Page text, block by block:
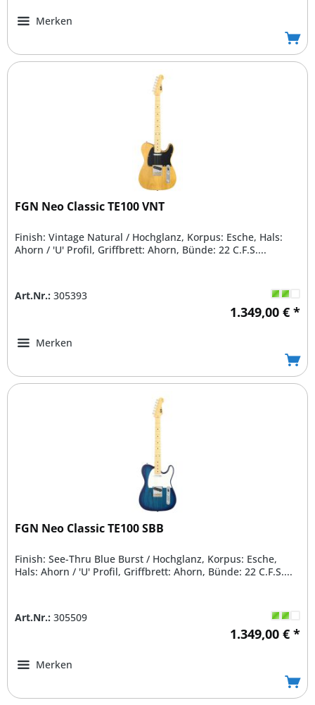
Merken
FGN Neo Classic TE100 VNT
Finish: Vintage Natural / Hochglanz, Korpus: Esche, Hals:
Ahorn / 'U' Profil, Griffbrett: Ahorn, Bünde: 22 C.F.S....
Art.Nr.: 305393
1.349,00 € *
Merken
FGN Neo Classic TE100 SBB
Finish: See-Thru Blue Burst / Hochglanz, Korpus: Esche,
Hals: Ahorn / 'U' Profil, Griffbrett: Ahorn, Bünde: 22 C.F.S....
Art.Nr.: 305509
1.349,00 € *
Merken